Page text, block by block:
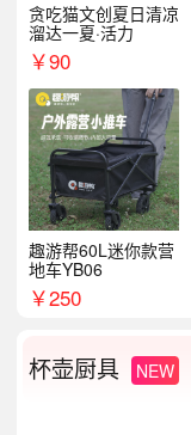
贪吃猫文创夏日清凉
溜达一夏·活力
￥90
趣游帮60L迷你款营
地车YB06
￥250
杯壶厨具 NEW